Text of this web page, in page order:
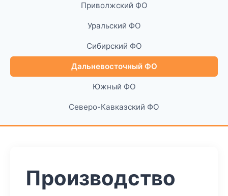
Приволжский ФО
Уральский ФО
Сибирский ФО
Дальневосточный ФО
Южный ФО
Северо-Кавказский ФО
Производство